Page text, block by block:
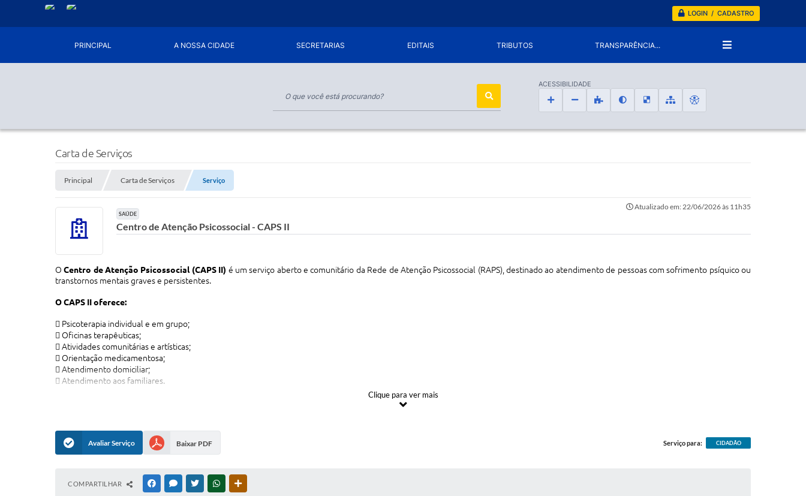
LOGIN / CADASTRO
PRINCIPAL A NOSSA CIDADE SECRETARIAS EDITAIS TRIBUTOS TRANSPARÊNCIA...
ACESSIBILIDADE
Carta de Serviços
Principal Carta de Serviços Serviço
Atualizado em: 22/06/2026 às 11h35
SAÚDE
Centro de Atenção Psicossocial - CAPS II
OCentro de Atenção Psicossocial (CAPS II) é um serviço aberto e comunitário da Rede de Atenção Psicossocial (RAPS), destinado ao atendimento de pessoas com sofrimento psíquico ou
transtornos mentais graves e persistentes.
O CAPS II oferece:
 Psicoterapia individual e em grupo;
 Oficinas terapêuticas;
 Atividades comunitárias e artísticas;
 Orientação medicamentosa;
 Atendimento domiciliar;
 Atendimento aos familiares.
O CAPS II de Januária foi credenciado pelo Ministério da Saúde em 22 de dezembro de 2017, atendendo Januária e Pedras de Maria da Cruz.
Clique para ver mais
Avaliar Serviço Baixar PDF Serviço para: CIDADÃO
COMPARTILHAR FACEBOOKMESSENGER
TWITTERWHATSAPP